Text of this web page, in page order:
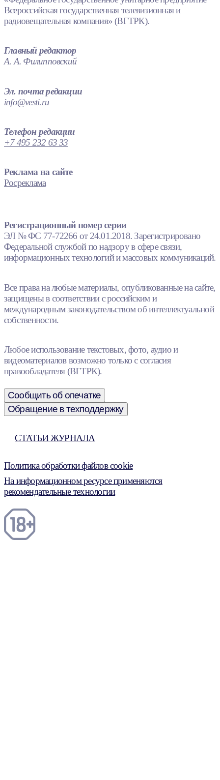
Всероссийская государственная телевизионная и
радиовещательная компания» (ВГТРК).
Главный редактор
А. А. Филипповский
Эл. почта редакции
info@vesti.ru
Телефон редакции
+7 495 232 63 33
Реклама на сайте
Росреклама
Регистрационный номер серии
ЭЛ № ФС 77-72266 от 24.01.2018. Зарегистрировано
Федеральной службой по надзору в сфере связи,
информационных технологий и массовых коммуникаций.
Все права на любые материалы, опубликованные на сайте,
защищены в соответствии с российским и
международным законодательством об интеллектуальной
собственности.
Любое использование текстовых, фото, аудио и
видеоматериалов возможно только с согласия
правообладателя (ВГТРК).
Сообщить об опечатке
Обращение в техподдержку
СТАТЬИ ЖУРНАЛА
Политика обработки файлов cookie
На информационном ресурсе применяются
рекомендательные технологии